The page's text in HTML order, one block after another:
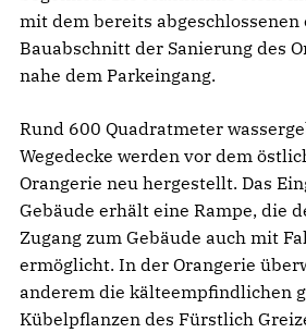
mit dem bereits abgeschlossenen
Bauabschnitt der Sanierung des
nahe dem Parkeingang.
Rund 600 Quadratmeter
Wegedecke werden vor dem
Orangerie neu hergestellt. Das
Gebäude erhält eine Rampe, die
Zugang zum Gebäude auch mit
ermöglicht. In der Orangerie
anderem die kälteempfindlichen
Kübelpflanzen des Fürstlich